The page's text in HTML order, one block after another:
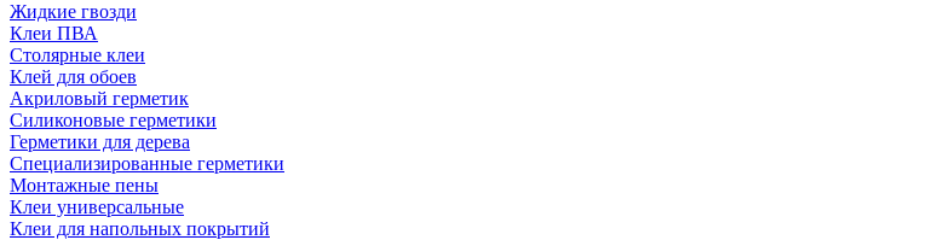
Жидкие гвозди
Клеи ПВА
Столярные клеи
Клей для обоев
Акриловый герметик
Силиконовые герметики
Герметики для дерева
Специализированные герметики
Монтажные пены
Клеи универсальные
Клеи для напольных покрытий